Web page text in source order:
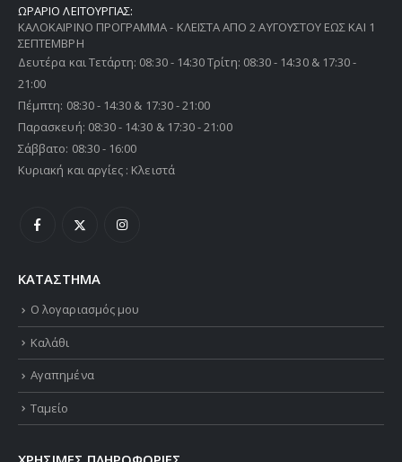
ΩΡΑΡΙΟ ΛΕΙΤΟΥΡΓΙΑΣ:
ΚΑΛΟΚΑΙΡΙΝΟ ΠΡΟΓΡΑΜΜΑ - ΚΛΕΙΣΤΑ ΑΠΟ 2 ΑΥΓΟΥΣΤΟΥ ΕΩΣ ΚΑΙ 1
ΣΕΠΤΕΜΒΡΗ
Δευτέρα και Τετάρτη: 08:30 - 14:30 Τρίτη: 08:30 - 14:30 & 17:30 -
21:00
Πέμπτη: 08:30 - 14:30 & 17:30 - 21:00
Παρασκευή: 08:30 - 14:30 & 17:30 - 21:00
Σάββατο: 08:30 - 16:00
Κυριακή και αργίες : Κλειστά
ΚΑΤΑΣΤΗΜΑ
Ο λογαριασμός μου
Καλάθι
Αγαπημένα
Ταμείο